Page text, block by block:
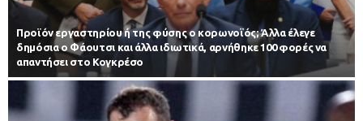
Προϊόν εργαστηρίου ή της φύσης ο κορωνοϊός; Άλλα έλεγε
δημόσια ο Φάουτσι και άλλα ιδιωτικά, αρνήθηκε 100 φορές να
απαντήσει στο Κογκρέσο